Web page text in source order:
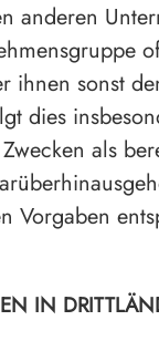
anderen
ihnen sonst
dies
als
Vorgaben
IN